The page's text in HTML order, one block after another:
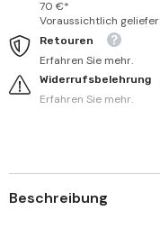
أهل
السنة
أهل
السنة
70 €*
Voraussichtlich
Retouren
Erfahren Sie mehr.
Widerrufsbelehrung
Erfahren Sie mehr.
Beschreibung